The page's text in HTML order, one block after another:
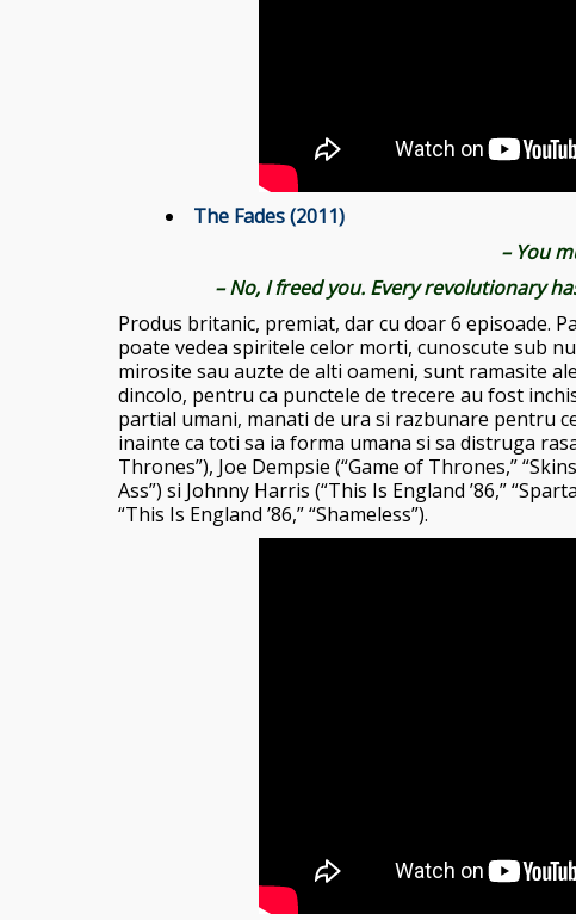
The Fades (2011)
– You
– No, I freed you. Every revolutionary
Produs britanic, premiat, dar cu doar 6 episoade.
poate vedea spiritele celor morti, cunoscute sub
mirosite sau auzte de alti oameni, sunt ramasite
dincolo, pentru ca punctele de trecere au fost
partial umani, manati de ura si razbunare pentru
inainte ca toti sa ia forma umana si sa distruga
Thrones”), Joe Dempsie (“Game of Thrones,”
Ass”) si Johnny Harris (“This Is England ’86,”
“This Is England ’86,” “Shameless”).